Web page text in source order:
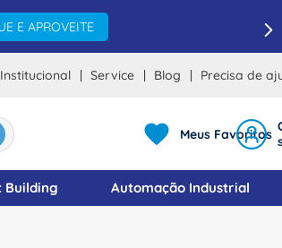
E APROVEITE
Institucional Service Blog Precisa de
Meus Favoritos
Building Automação Industrial